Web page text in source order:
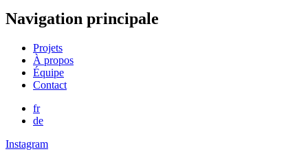
Navigation principale
Projets
À propos
Équipe
Contact
fr
de
Instagram